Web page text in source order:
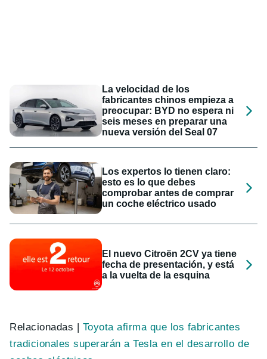
La velocidad de los
fabricantes chinos empieza a
preocupar: BYD no espera ni
seis meses en preparar una
nueva versión del Seal 07
Los expertos lo tienen claro:
esto es lo que debes
comprobar antes de comprar
un coche eléctrico usado
El nuevo Citroën 2CV ya tiene
fecha de presentación, y está
a la vuelta de la esquina
Relacionadas | Toyota afirma que los fabricantes
tradicionales superarán a Tesla en el desarrollo de